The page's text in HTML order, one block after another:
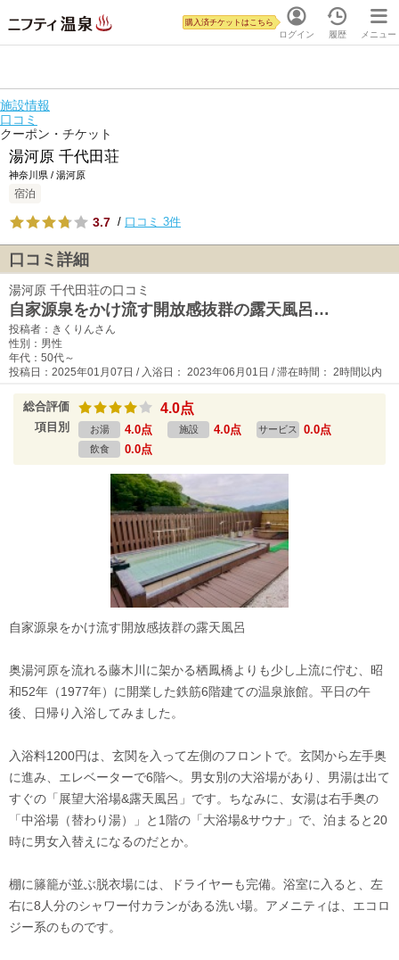
ログイン
購入済チケットはこちら
履歴 メニュー
施設情報
口コミ
クーポン・チケット
湯河原 千代田荘
神奈川県 / 湯河原
宿泊
3.7 / 口コミ 3件
口コミ詳細
湯河原 千代田荘の口コミ
自家源泉をかけ流す開放感抜群の露天風呂…
投稿者：きくりんさん
性別：男性
年代：50代～
投稿日：2025年01月07日 / 入浴日： 2023年06月01日 / 滞在時間： 2時間以内
総合評価 4.0点
項目別 お湯 4.0点 施設 4.0点 サービス 0.0点
飲食 0.0点
自家源泉をかけ流す開放感抜群の露天風呂
奥湯河原を流れる藤木川に架かる栖鳳橋よりも少し上流に佇む、昭
和52年（1977年）に開業した鉄筋6階建ての温泉旅館。平日の午
後、日帰り入浴してみました。
入浴料1200円は、玄関を入って左側のフロントで。玄関から左手奥
に進み、エレベーターで6階へ。男女別の大浴場があり、男湯は出て
すぐの「展望大浴場&露天風呂」です。ちなみに、女湯は右手奥の
「中浴場（替わり湯）」と1階の「大浴場&サウナ」で、泊まると20
時に男女入替えになるのだとか。
棚に籐籠が並ぶ脱衣場には、ドライヤーも完備。浴室に入ると、左
右に8人分のシャワー付カランがある洗い場。アメニティは、エコロ
ジー系のものです。